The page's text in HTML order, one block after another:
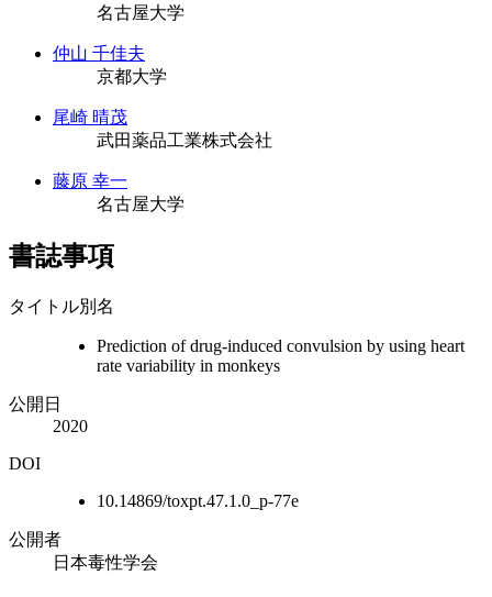
名古屋大学
仲山 千佳夫
京都大学
尾崎 晴茂
武田薬品工業株式会社
藤原 幸一
名古屋大学
書誌事項
タイトル別名
Prediction of drug-induced convulsion by using heart
rate variability in monkeys
公開日
2020
DOI
10.14869/toxpt.47.1.0_p-77e
公開者
日本毒性学会